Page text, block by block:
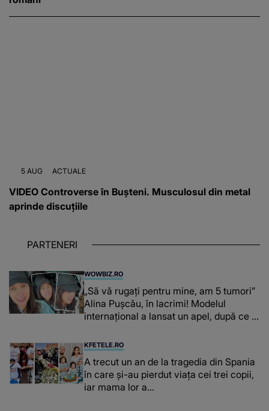
5 AUG ACTUALE
VIDEO Controverse în Bușteni. Musculosul din metal
aprinde discuțiile
PARTENERI
WOWBIZ.RO
„Să vă rugați pentru mine, am 5 tumori”
Alina Pușcău, în lacrimi! Modelul
internațional a lansat un apel, după ce a
KFETELE.RO
A trecut un an de la tragedia din Spania
în care și-au pierdut viața cei trei copii,
iar mama lor a…